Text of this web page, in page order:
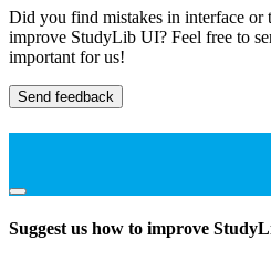
Did you find mistakes in interface
improve StudyLib UI? Feel free to
important for us!
Send feedback
Suggest us how to improve